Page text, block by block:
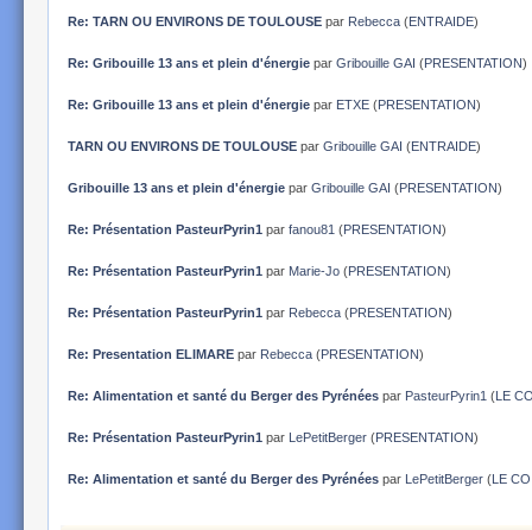
Re: TARN OU ENVIRONS DE TOULOUSEpar Rebecca(ENTRAIDE)
Re: Gribouille 13 ans et plein d'énergiepar Gribouille GAI (PRESENTATION)
Re: Gribouille 13 ans et plein d'énergiepar ETXE(PRESENTATION)
TARN OU ENVIRONS DE TOULOUSEpar Gribouille GAI (ENTRAIDE)
Gribouille 13 ans et plein d'énergiepar Gribouille GAI (PRESENTATION)
Re: Présentation PasteurPyrin1 par fanou81 (PRESENTATION)
Re: Présentation PasteurPyrin1 par Marie-Jo(PRESENTATION)
Re: Présentation PasteurPyrin1 par Rebecca(PRESENTATION)
Re: Presentation ELIMAREpar Rebecca(PRESENTATION)
Re: Alimentation et santé du Berger des Pyrénéespar PasteurPyrin1 (LE
Re: Présentation PasteurPyrin1 par LePetitBerger(PRESENTATION)
Re: Alimentation et santé du Berger des Pyrénéespar LePetitBerger(LE